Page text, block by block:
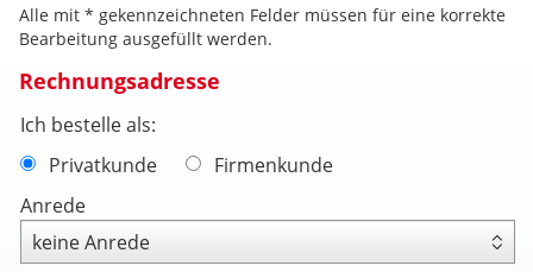
Alle mit * gekennzeichneten Felder müssen für eine korrekte
Bearbeitung ausgefüllt werden.
Rechnungsadresse
Ich bestelle als:
Privatkunde
Firmenkunde
Anrede